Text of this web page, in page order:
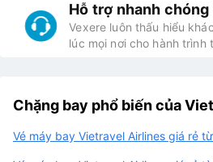
Hỗ trợ nhanh chóng
Vexere luôn thấu hiểu
lúc mọi nơi cho hành trình
Chặng bay phổ biến của
Vé máy bay Vietravel Airlines giá rẻ